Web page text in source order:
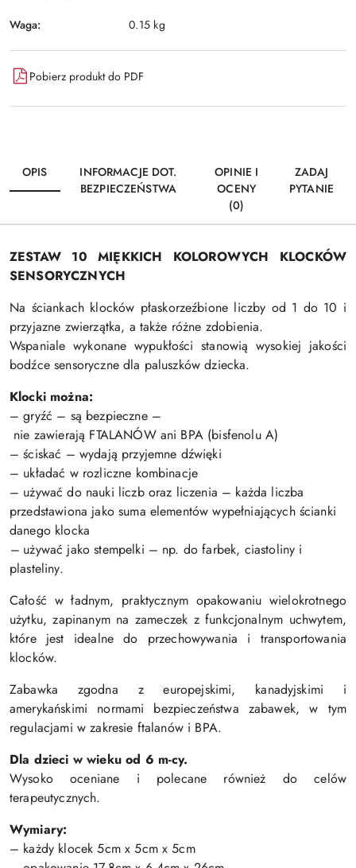
Waga: 0.15 kg
Pobierz produkt do PDF
OPIS
INFORMACJE DOT.
BEZPIECZEŃSTWA
OPINIE I
OCENY
(0)
ZADAJ
PYTANIE
ZESTAW 10 MIĘKKICH KOLOROWYCH KLOCKÓW
SENSORYCZNYCH
Na ściankach klocków płaskorzeźbione liczby od 1 do 10 i
przyjazne zwierzątka, a także różne zdobienia.
Wspaniale wykonane wypukłości stanowią wysokiej jakości
bodźce sensoryczne dla paluszków dziecka.
Klocki można:
– gryźć – są bezpieczne –
nie zawierają FTALANÓW ani BPA (bisfenolu A)
– ściskać – wydają przyjemne dźwięki
– układać w rozliczne kombinacje
– używać do nauki liczb oraz liczenia – każda liczba
przedstawiona jako suma elementów wypełniających ścianki
danego klocka
– używać jako stempelki – np. do farbek, ciastoliny i
plasteliny.
Całość w ładnym, praktycznym opakowaniu wielokrotnego
użytku, zapinanym na zameczek z funkcjonalnym uchwytem,
które jest idealne do przechowywania i transportowania
klocków.
Zabawka zgodna z europejskimi, kanadyjskimi i
amerykańskimi normami bezpieczeństwa zabawek, w tym
regulacjami w zakresie ftalanów i BPA.
Dla dzieci w wieku od 6 m-cy.
Wysoko oceniane i polecane również do celów
terapeutycznych.
Wymiary:
– każdy klocek 5cm x 5cm x 5cm